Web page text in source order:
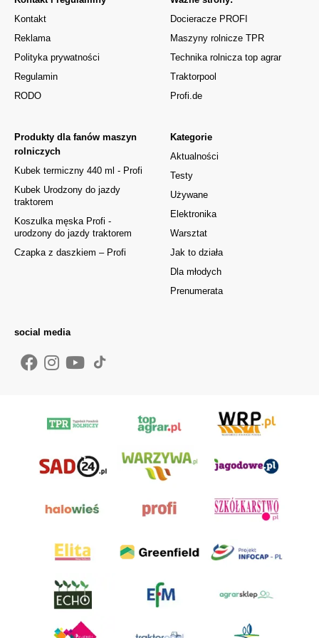
Kontakt
Reklama
Polityka prywatności
Regulamin
RODO
Kategorie
Aktualności
Testy
Używane
Elektronika
Warsztat
Jak to działa
Dla młodych
Prenumerata
Produkty dla fanów maszyn
rolniczych
Kubek termiczny 440 ml - Profi
Kubek Urodzony do jazdy
traktorem
Koszulka męska Profi -
urodzony do jazdy traktorem
Czapka z daszkiem – Profi
Docieracze PROFI
Maszyny rolnicze TPR
Technika rolnicza top agrar
Traktorpool
Profi.de
social media